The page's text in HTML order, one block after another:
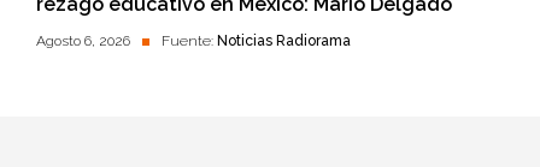
Agosto 6, 2026 Fuente: Noticias Radiorama